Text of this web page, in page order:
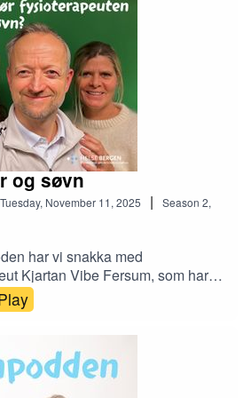
skal behandlast.
og søvn
Tuesday, November 11, 2025 | Season 2,
har vi snakka med
Kjartan Vibe Fersum, som har
behandling av muskel- og
Han jobbar ut fra ei heilhetlig
der faktorar som søvn speler
Men korleis heng egentlig søvn og
Og kvifor bør helsepersonell
for søvnen din når du søker hjelp